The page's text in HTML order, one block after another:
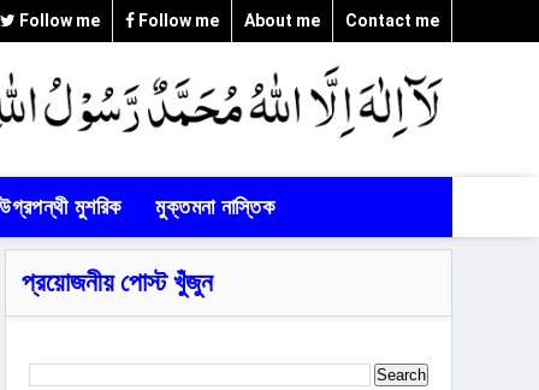
Follow me Follow me About me Contact me
উগ্রপন্থী মুশরিক মুক্তমনা নাস্তিক
প্রয়োজনীয় পোস্ট খুঁজুন